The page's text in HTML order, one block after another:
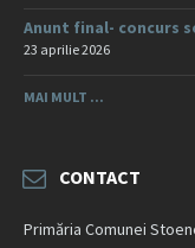
Anunt final- concurs
23 aprilie 2026
MAI MULT ...
CONTACT
Primăria Comunei